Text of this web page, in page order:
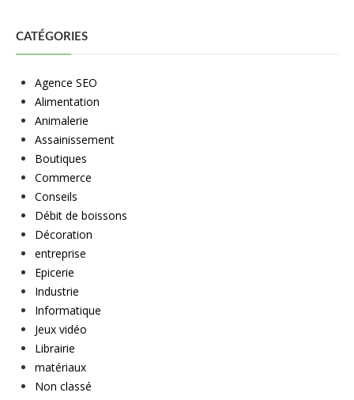
CATÉGORIES
Agence SEO
Alimentation
Animalerie
Assainissement
Boutiques
Commerce
Conseils
Débit de boissons
Décoration
entreprise
Epicerie
Industrie
Informatique
Jeux vidéo
Librairie
matériaux
Non classé